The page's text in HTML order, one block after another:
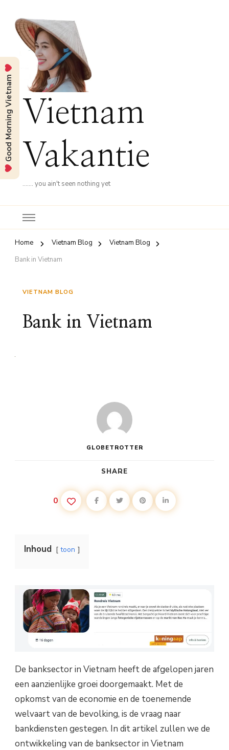
Vietnam
Vakantie
……. you ain't seen nothing yet
Home Vietnam Blog
Vietnam Blog
Bank in Vietnam
VIETNAM BLOG
Bank in Vietnam
GLOBETROTTER
SHARE
0
Inhoud toon
De banksector in Vietnam heeft de afgelopen jaren
een aanzienlijke groei doorgemaakt. Met de
opkomst van de economie en de toenemende
welvaart van de bevolking, is de vraag naar
bankdiensten gestegen. In dit artikel zullen we de
ontwikkeling van de banksector in Vietnam
Good Morning Vietnam